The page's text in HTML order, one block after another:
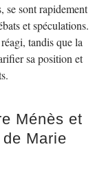
se sont rapidement
et spéculations.
tandis que la
sa position et
Ménès et
Marie